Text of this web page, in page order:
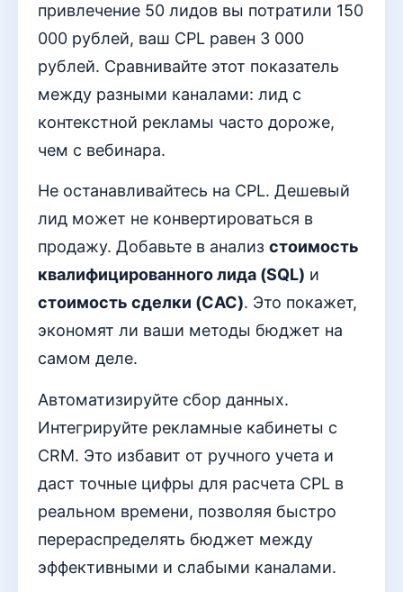
привлечение 50 лидов вы потратили 150
000 рублей, ваш CPL равен 3 000
рублей. Сравнивайте этот показатель
между разными каналами: лид с
контекстной рекламы часто дороже,
чем с вебинара.
Не останавливайтесь на CPL. Дешевый
лид может не конвертироваться в
продажу. Добавьте в анализ стоимость
квалифицированного лида (SQL) и
стоимость сделки (CAC). Это покажет,
экономят ли ваши методы бюджет на
самом деле.
Автоматизируйте сбор данных.
Интегрируйте рекламные кабинеты с
CRM. Это избавит от ручного учета и
даст точные цифры для расчета CPL в
реальном времени, позволяя быстро
перераспределять бюджет между
эффективными и слабыми каналами.